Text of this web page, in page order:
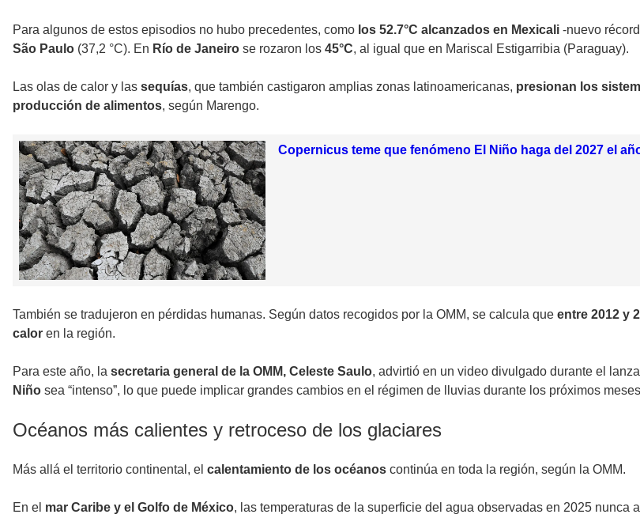
Para algunos de estos episodios no hubo precedentes, como los 52.7°C alcanzados en Mexicali -nuevo
São Paulo (37,2 °C). En Río de Janeiro se rozaron los 45°C, al igual que en Mariscal Estigarribia (Paraguay).
Las olas de calor y las sequías, que también castigaron amplias zonas latinoamericanas, presionan los
producción de alimentos, según Marengo.
Copernicus teme que fenómeno El Niño haga del 2027 el
También se tradujeron en pérdidas humanas. Según datos recogidos por la OMM, se calcula que entre 2012 y
calor en la región.
Para este año, la secretaria general de la OMM, Celeste Saulo, advirtió en un video divulgado durante el
Niño sea “intenso”, lo que puede implicar grandes cambios en el régimen de lluvias durante los próximos
Océanos más calientes y retroceso de los glaciares
Más allá el territorio continental, el calentamiento de los océanos continúa en toda la región, según la OMM.
En el mar Caribe y el Golfo de México, las temperaturas de la superficie del agua observadas en 2025